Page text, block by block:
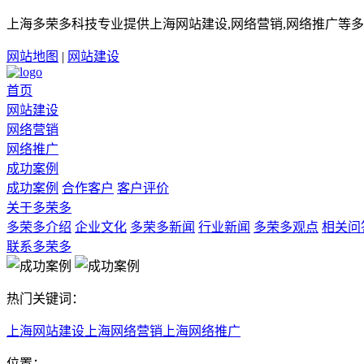
上海多荣多科技专业提供上海网站建设,网络营销,网络推广等
网站地图 | 网站建设
首页
网站建设
网络营销
网络推广
成功案例
成功案例 合作客户 客户评价
关于多荣多
多荣多介绍 企业文化 多荣多新闻 行业新闻 多荣多观点 相关问
联系多荣多
热门关键词：
上海网站建设 上海网络营销 上海网络推广